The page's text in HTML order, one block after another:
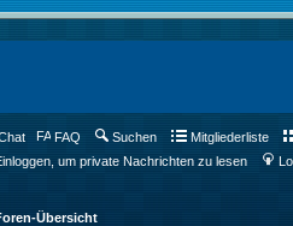
FAQ Suchen Mitgliederliste
um private Nachrichten zu lesen
Übersicht